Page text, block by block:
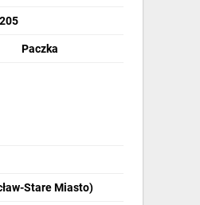
205
Paczka
Stare Miasto)